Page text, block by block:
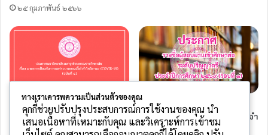
๒๕ กุมภาพันธ์ ๒๕๖๖
ประกาศมหาวิทยาลัยมหาจุฬาลง
กรณราชวิทยาลัย เรื่อง
มาตรการป้องกันการแพร่ระบาด
ประกาศรายชื่อผู้สอบผ่านเข้า
ศึกษาต่อระดับปริญญาตรี ประจำ
ปีการศึกษา ๒๕๖๙ (รอบที่ ๑)
ทางเราเคารพความเป็นส่วนตัวของคุณ
คุกกี้ช่วยปรับปรุงประสบการณ์การใช้งานของคุณ นำ
เสนอเนื้อหาที่เหมาะกับคุณ และวิเคราะห์การเข้าชม